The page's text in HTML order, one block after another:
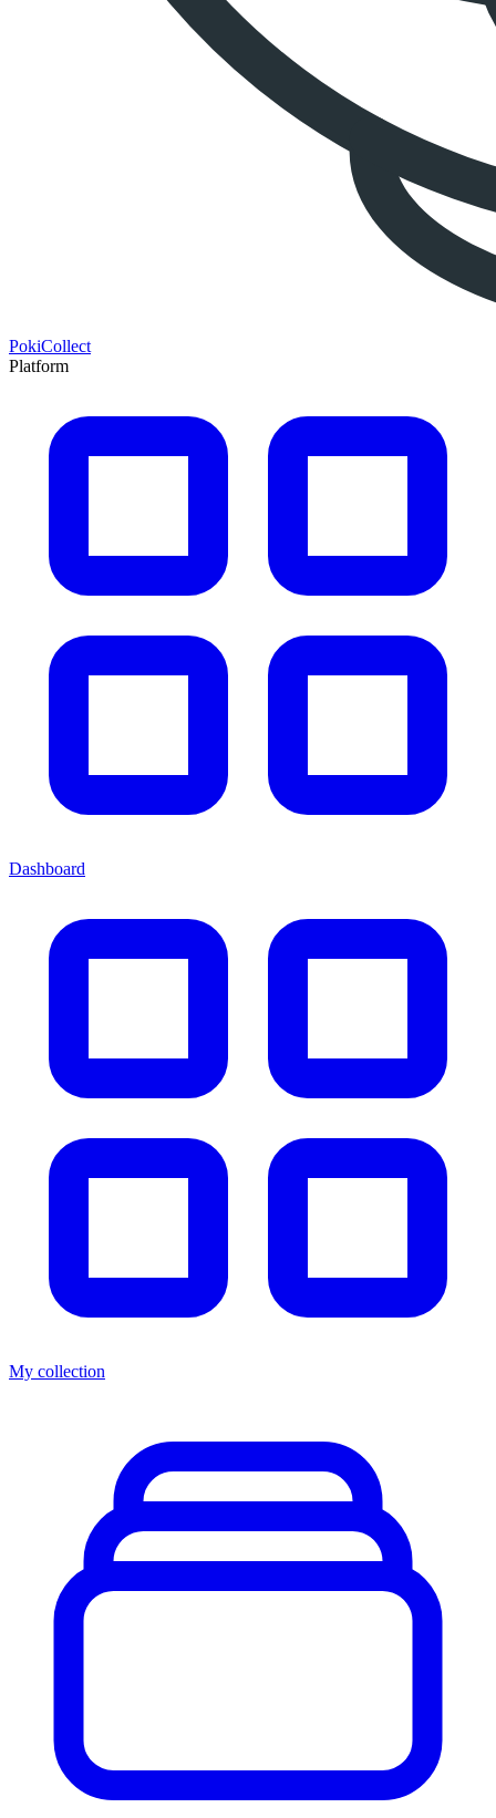
PokiCollect
Platform
Dashboard
My collection